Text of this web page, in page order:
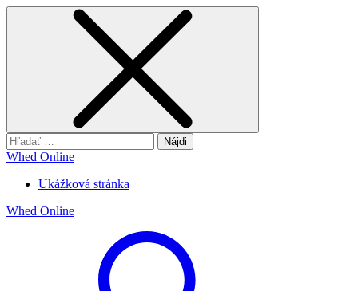
Hľadať:
Whed Online
Ukážková stránka
Whed Online